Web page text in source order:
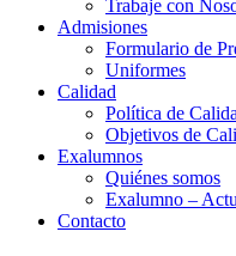
Trabaje con
Admisiones
Formulario de
Uniformes
Calidad
Política de
Objetivos de
Exalumnos
Quiénes somos
Exalumno –
Contacto